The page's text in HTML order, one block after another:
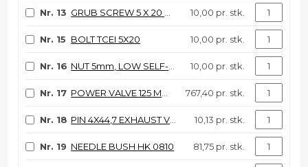
Nr. 13 GRUB SCREW 5 X 20 VALVE 10,00 pr. stk.
Nr. 15 BOLT TCEI 5X20 10,00 pr. stk.
Nr. 16 NUT 5mm, LOW SELF-LOCKING 10,00 pr. stk.
Nr. 17 POWER VALVE 125 MOD. 02/-> 767,40 pr. stk.
Nr. 18 PIN 4X44,7 EXHAUST VALVE 125cc 10,13 pr. stk.
Nr. 19 NEEDLE BUSH HK 0810 81,75 pr. stk.